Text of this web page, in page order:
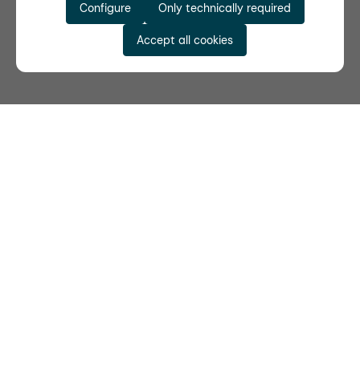
Only technically required
Configure
Accept all cookies